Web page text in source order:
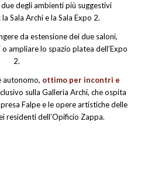
degli ambienti più suggestivi
Sala Archi e la Sala Expo 2.
da estensione dei due saloni,
ampliare lo spazio platea dell’Expo
2.
autonomo, ottimo per incontri e
sulla Galleria Archi, che ospita
Falpe e le opere artistiche delle
residenti dell’Opificio Zappa.